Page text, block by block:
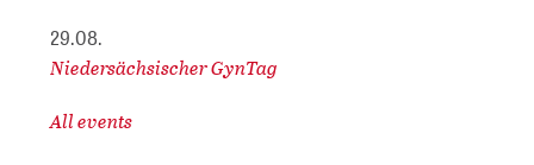
29.08.
Niedersächsischer GynTag
All events